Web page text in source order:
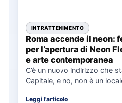
INTRATTENIMENTO
Roma accende il neon:
per l’apertura di Neon
e arte contemporanea
C’è un nuovo indirizzo che
Capitale, e no, non è un
Leggi l'articolo